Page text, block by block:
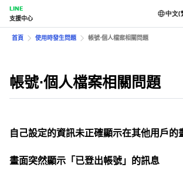
LINE
支援中心
中文(
首頁 使用時發生問題 帳號⋅個人檔案相關問題
帳號⋅個人檔案相關問題
自己設定的資訊未正確顯示在其他用戶的
畫面突然顯示「已登出帳號」的訊息